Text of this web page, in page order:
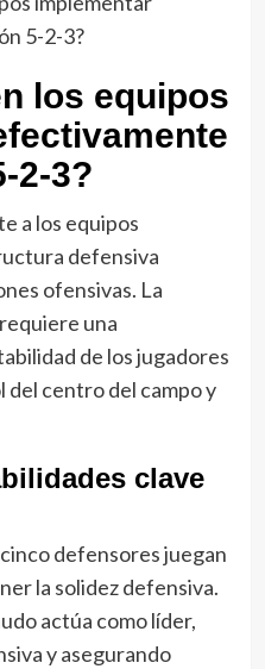
los equipos
2-3?
a los equipos
defensiva
ofensivas. La
una
de los jugadores
centro del campo y
clave
defensores juegan
la solidez defensiva.
actúa como líder,
y asegurando